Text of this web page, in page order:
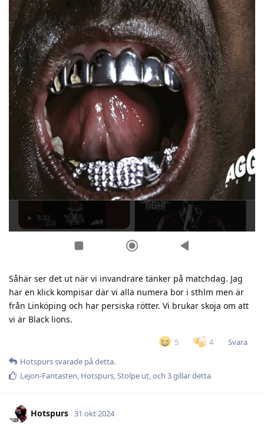
Såhär ser det ut när vi invandrare tänker på matchdag. Jag
har en klick kompisar där vi alla numera bor i sthlm men är
från Linköping och har persiska rötter. Vi brukar skoja om att
vi är Black lions.
5 4
Svara
Hotspurssvarade på detta.
Lejon-Fantasten, Hotspurs,Stolpe ut, och 3gillar detta
Hotspurs 31 okt 2024